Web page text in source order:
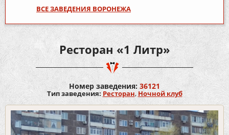
ВСЕ ЗАВЕДЕНИЯ ВОРОНЕЖА
Ресторан «1 Литр»
Номер заведения: 36121
Тип заведения: Ресторан,Ночной клуб